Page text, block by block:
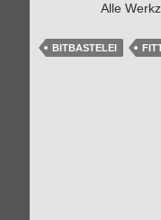
Alle
BITBASTELEI